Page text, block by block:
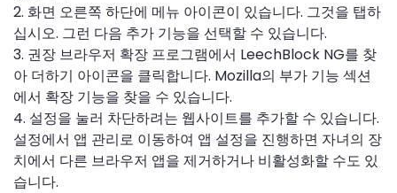
2. 화면 오른쪽 하단에 메뉴 아이콘이 있습니다. 그것을 탭하
십시오. 그런 다음 추가 기능을 선택할 수 있습니다.
3. 권장 브라우저 확장 프로그램에서 LeechBlock NG를 찾
아 더하기 아이콘을 클릭합니다. Mozilla의 부가 기능 섹션
에서 확장 기능을 찾을 수 있습니다.
4. 설정을 눌러 차단하려는 웹사이트를 추가할 수 있습니다.
설정에서 앱 관리로 이동하여 앱 설정을 진행하면 자녀의 장
치에서 다른 브라우저 앱을 제거하거나 비활성화할 수도 있
습니다.